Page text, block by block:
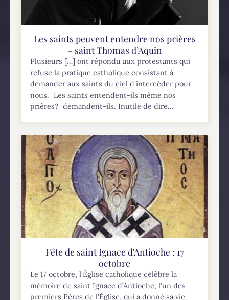
Les saints peuvent entendre nos prières
– saint Thomas d’Aquin
Plusieurs […] ont répondu aux protestants qui
refuse la pratique catholique consistant à
demander aux saints du ciel d'intercéder pour
nous. "Les saints entendent-ils même nos
prières?" demandent-ils. Inutile de dire...
Fête de saint Ignace d'Antioche : 17
octobre
Le 17 octobre, l’Église catholique célèbre la
mémoire de saint Ignace d’Antioche, l’un des
premiers Pères de l’Église, qui a donné sa vie